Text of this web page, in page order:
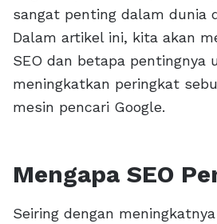
sangat penting dalam dunia
Dalam artikel ini, kita akan
SEO dan betapa pentingnya
meningkatkan peringkat
mesin pencari Google.
Mengapa SEO
Seiring dengan